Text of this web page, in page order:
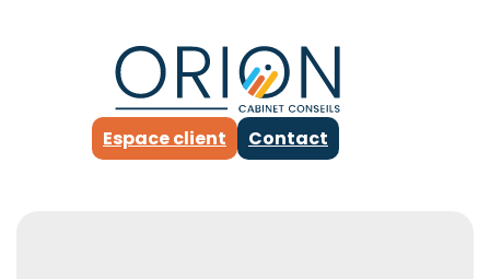
Espace client Contact